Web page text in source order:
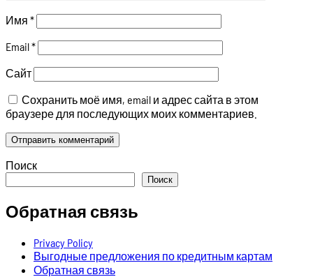
Имя *
Email*
Сайт
Сохранить моё имя, email и адрес сайта в этом
браузере для последующих моих комментариев.
Поиск
Поиск
Обратная связь
Privacy Policy
Выгодные предложения по кредитным картам
Обратная связь